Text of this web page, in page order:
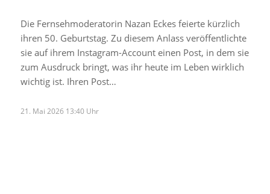
Die Fernsehmoderatorin Nazan Eckes feierte kürzlich
ihren 50. Geburtstag. Zu diesem Anlass veröffentlichte
sie auf ihrem Instagram-Account einen Post, in dem sie
zum Ausdruck bringt, was ihr heute im Leben wirklich
wichtig ist. Ihren Post…
21. Mai 2026 13:40 Uhr